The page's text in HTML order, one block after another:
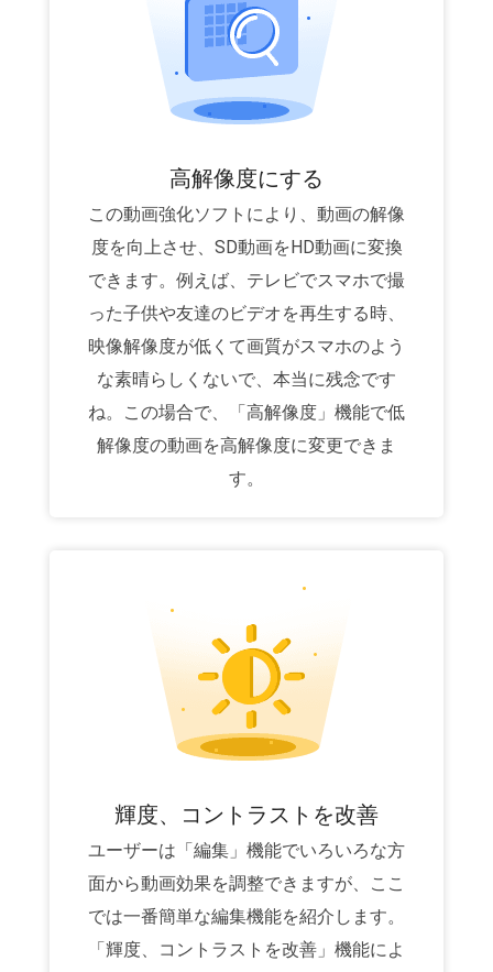
高解像度にする
この動画強化ソフトにより、動画の解像
度を向上させ、SD動画をHD動画に変換
できます。例えば、テレビでスマホで撮
った子供や友達のビデオを再生する時、
映像解像度が低くて画質がスマホのよう
な素晴らしくないで、本当に残念です
ね。この場合で、「高解像度」機能で低
解像度の動画を高解像度に変更できま
す。
輝度、コントラストを改善
ユーザーは「編集」機能でいろいろな方
面から動画効果を調整できますが、ここ
では一番簡単な編集機能を紹介します。
「輝度、コントラストを改善」機能によ